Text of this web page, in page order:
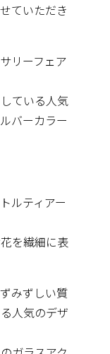
ていただき
リーフェア
ている人気
バーカラー
ルティアー
を繊細に表
みずしい質
人気のデザ